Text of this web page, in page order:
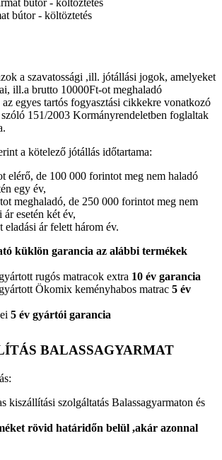
bútor - költöztetés
a szavatossági ,ill. jótállási jogok, amelyeket
ill.a brutto 10000Ft-ot meghaladó
az egyes tartós fogyasztási cikkekre vonatkozó
151/2003 Kormányrendeletben foglaltak
a kötelező jótállás időtartama:
elérő, de 100 000 forintot meg nem haladó
egy év,
meghaladó, de 250 000 forintot meg nem
ár esetén két év,
eladási ár felett három év.
küklön garancia az alábbi termékek
rugós matracok extra 10 év garancia
Ökomix keményhabos matrac 5 év
5 év gyártói garancia
BALASSAGYARMAT
kiszállítási szolgáltatás Balassagyarmaton és
rövid határidőn belül ,akár azonnal